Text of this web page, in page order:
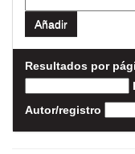
Resultados por
Autor/registro